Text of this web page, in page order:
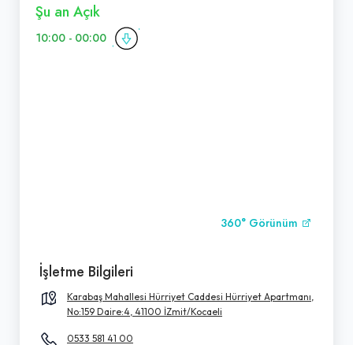
Şu an Açık
10:00 - 00:00
360° Görünüm
İşletme Bilgileri
Karabaş Mahallesi Hürriyet Caddesi Hürriyet Apartmanı,
No:159 Daire:4, 41100 İZmit/Kocaeli
0533 581 41 00